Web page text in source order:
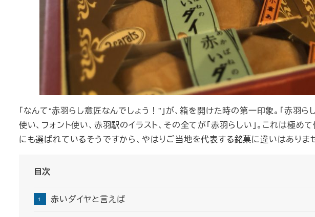
「なんて“赤羽らし意匠なんでしょう！”」が、箱を開けた時の第一印象。「赤羽
使い、フォント使い、赤羽駅のイラスト、その全てが「赤羽らしい」。これは極
にも選ばれているそうですから、やはりご当地を代表する銘菓に違いはありま
目次
赤いダイヤと言えば